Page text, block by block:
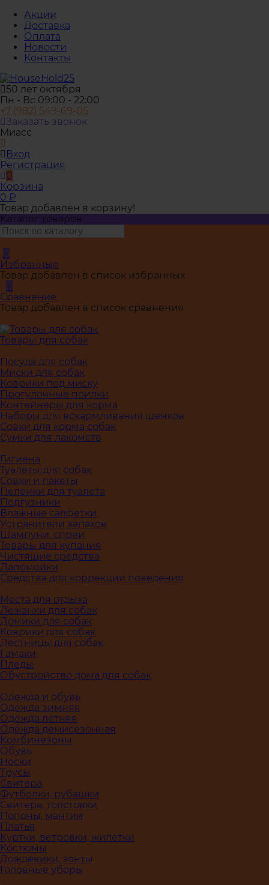
Акции
Доставка
Оплата
Новости
Контакты
50 лет октября
Пн - Вс 09:00 - 22:00
+7 (982) 549-69-05
Заказать звонок
Миасс
Вход
Регистрация
0
Корзина
0 ₽
Товар добавлен в корзину!
Каталог товаров
0
Избранные
Товар добавлен в список избранных
0
Сравнение
Товар добавлен в список сравнения
Товары для собак
Посуда для собак
Миски для собак
Коврики под миску
Прогулочные поилки
Контейнеры для корма
Наборы для вскармливания щенков
Совки для корма собак
Сумки для лакомств
Гигиена
Туалеты для собак
Совки и пакеты
Пеленки для туалета
Подгузники
Влажные салфетки
Устранители запахов
Шампуни, спреи
Товары для купания
Чистящие средства
Лапомойки
Средства для коррекции поведения
Места для отдыха
Лежанки для собак
Домики для собак
Коврики для собак
Лестницы для собак
Гамаки
Пледы
Обустройство дома для собак
Одежда и обувь
Одежда зимняя
Одежда летняя
Одежда демисезонная
Комбинезоны
Обувь
Носки
Трусы
Свитера
Футболки, рубашки
Свитера, толстовки
Попоны, мантии
Платья
Куртки, ветровки, жилетки
Костюмы
Дождевики, зонты
Головные уборы